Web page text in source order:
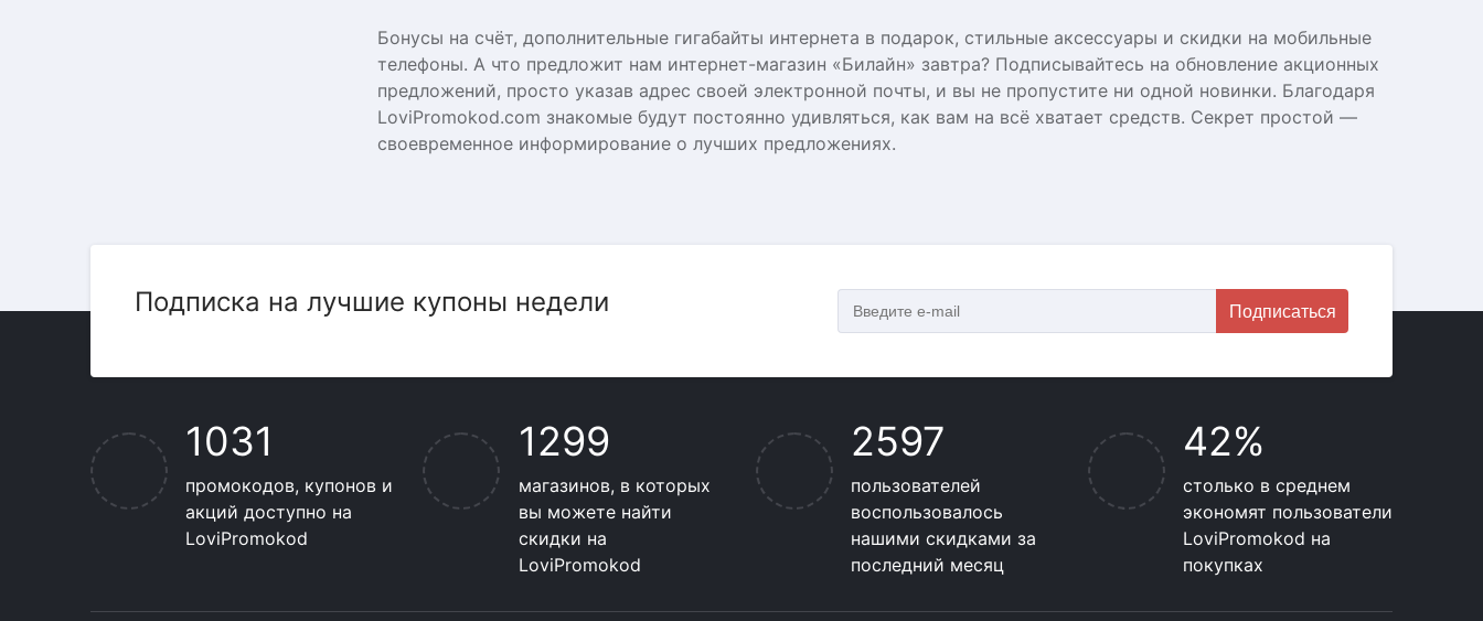
Бонусы на счёт, дополнительные гигабайты интернета в подарок, стильные аксессуары и скидки на мобильные
телефоны. А что предложит нам интернет-магазин «Билайн» завтра? Подписывайтесь на обновление акционных
предложений, просто указав адрес своей электронной почты, и вы не пропустите ни одной новинки. Благодаря
LoviPromokod.com знакомые будут постоянно удивляться, как вам на всё хватает средств. Секрет простой —
своевременное информирование о лучших предложениях.
Подписка на лучшие купоны недели Подписаться
1031
промокодов, купонов и
акций доступно на
LoviPromokod
1299
магазинов, в которых
вы можете найти
скидки на
LoviPromokod
2597
пользователей
воспользовалось
нашими скидками за
последний месяц
42%
столько в среднем
экономят пользователи
LoviPromokod на
покупках